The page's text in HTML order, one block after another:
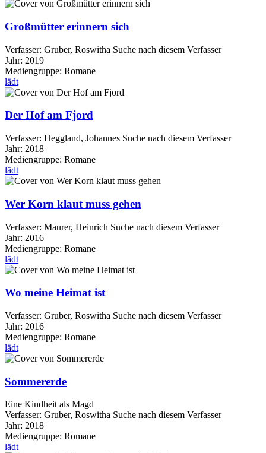
Großmütter erinnern sich
Verfasser: Gruber, Roswitha Suche nach diesem Verfasser
Jahr: 2019
Mediengruppe: Romane
lädt
Der Hof am Fjord
Verfasser: Heggland, Johannes Suche nach diesem Verfasser
Jahr: 2018
Mediengruppe: Romane
lädt
Wer Korn klaut muss gehen
Verfasser: Maurer, Heinrich Suche nach diesem Verfasser
Jahr: 2016
Mediengruppe: Romane
lädt
Wo meine Heimat ist
Verfasser: Gruber, Roswitha Suche nach diesem Verfasser
Jahr: 2016
Mediengruppe: Romane
lädt
Sommererde
Eine Kindheit als Magd
Verfasser: Gruber, Roswitha Suche nach diesem Verfasser
Jahr: 2018
Mediengruppe: Romane
lädt